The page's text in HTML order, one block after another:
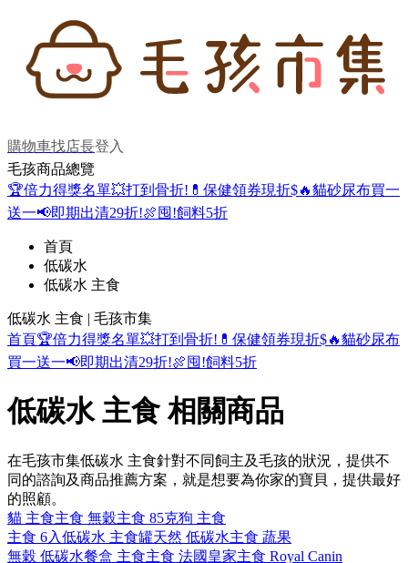
購物車找店長登入
毛孩商品總覽
🏆倍力得獎名單💥打到骨折! 💊保健領券現折$🔥貓砂尿布買一
送一📢即期出清29折!🍖囤!飼料5折
首頁
低碳水
低碳水 主食
低碳水 主食 | 毛孩市集
首頁🏆倍力得獎名單💥打到骨折! 💊保健領券現折$🔥貓砂尿布
買一送一📢即期出清29折!🍖囤!飼料5折
低碳水 主食 相關商品
在毛孩市集低碳水 主食針對不同飼主及毛孩的狀況，提供不
同的諮詢及商品推薦方案，就是想要為你家的寶貝，提供最好
的照顧。
貓 主食主食 無穀主食 85克狗 主食
主食 6入低碳水 主食罐天然 低碳水主食 蔬果
無穀 低碳水餐盒 主食主食 法國皇家主食 Royal Canin